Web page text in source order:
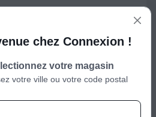
HISENSE RB3B280SAWE
chez Connexion !
votre magasin
votre ville ou votre code postal